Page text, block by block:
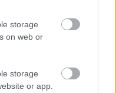
storage
on web or
storage
or app.